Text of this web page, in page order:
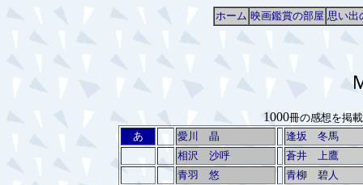
ホーム 映画鑑賞の部屋 思い出
1000冊の感想を掲
あ
愛川 晶
逢坂 冬馬
相沢 沙呼
蒼井 上鷹
青羽 悠
青柳 碧人